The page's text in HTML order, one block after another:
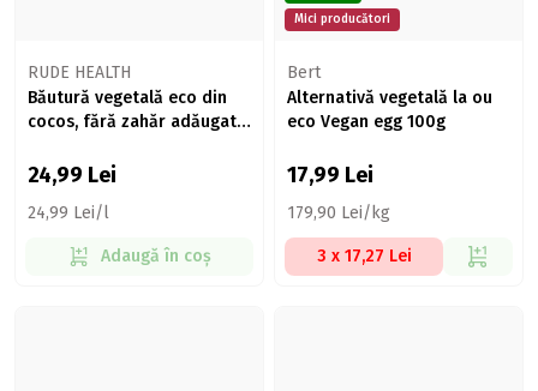
RUDE HEALTH
Băutură vegetală eco din
cocos, fără zahăr adăugat,
24,99 Lei
24,99 Lei/l
Adaugă în coș
Mici producători
Bert
Alternativă vegetală la ou
eco Vegan egg 100g
17,99 Lei
179,90 Lei/kg
3 x 17,27 Lei